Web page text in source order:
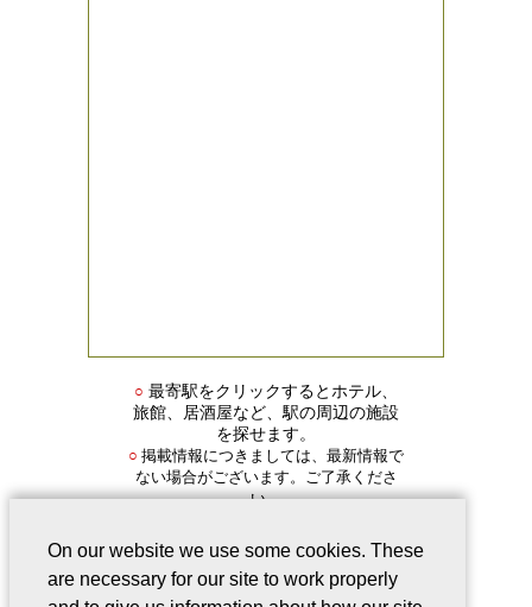
○ 最寄駅をクリックするとホテル、
旅館、居酒屋など、駅の周辺の施設
を探せます。
○ 掲載情報につきましては、最新情報で
ない場合がございます。ご了承くださ
い。
On our website we use some cookies. These
are necessary for our site to work properly